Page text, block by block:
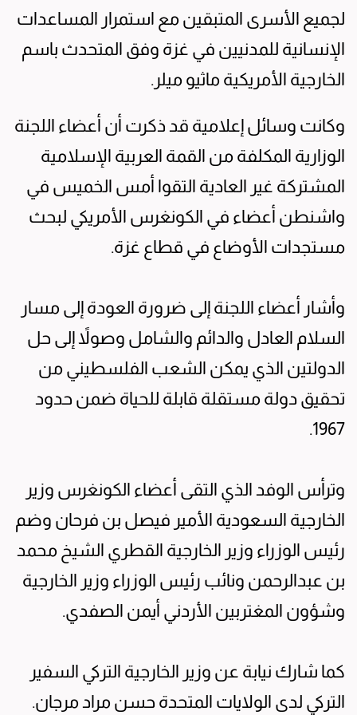
لجميع الأسرى المتبقين مع استمرار المساعدات
الإنسانية للمدنيين في غزة وفق المتحدث باسم
الخارجية الأمريكية ماثيو ميلر.
وكانت وسائل إعلامية قد ذكرت أن أعضاء اللجنة
الوزارية المكلفة من القمة العربية الإسلامية
المشتركة غير العادية التقوا أمس الخميس في
واشنطن أعضاء في الكونغرس الأمريكي لبحث
مستجدات الأوضاع في قطاع غزة.
وأشار أعضاء اللجنة إلى ضرورة العودة إلى مسار
السلام العادل والدائم والشامل وصولاً إلى حل
الدولتين الذي يمكن الشعب الفلسطيني من
تحقيق دولة مستقلة قابلة للحياة ضمن حدود
1967.
وترأس الوفد الذي التقى أعضاء الكونغرس وزير
الخارجية السعودية الأمير فيصل بن فرحان وضم
رئيس الوزراء وزير الخارجية القطري الشيخ محمد
بن عبدالرحمن ونائب رئيس الوزراء وزير الخارجية
وشؤون المغتربين الأردني أيمن الصفدي.
كما شارك نيابة عن وزير الخارجية التركي السفير
التركي لدى الولايات المتحدة حسن مراد مرجان.